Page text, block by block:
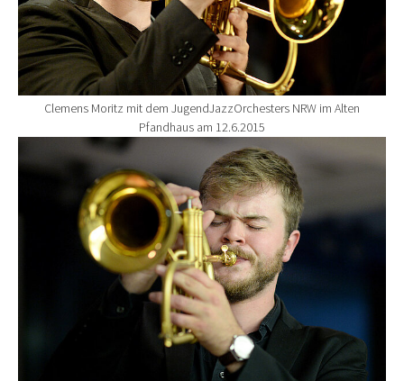
Clemens Moritz mit dem JugendJazzOrchesters NRW im Alten
Pfandhaus am 12.6.2015
Show larger version for: